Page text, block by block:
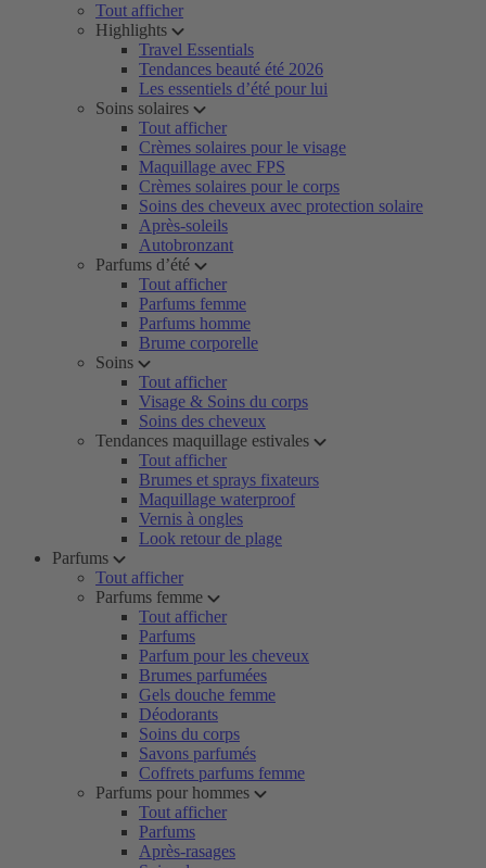
Tout afficher
Highlights
Travel Essentials
Tendances beauté été 2026
Les essentiels d’été pour lui
Soins solaires
Tout afficher
Crèmes solaires pour le visage
Maquillage avec FPS
Crèmes solaires pour le corps
Soins des cheveux avec protection solaire
Après-soleils
Autobronzant
Parfums d’été
Tout afficher
Parfums femme
Parfums homme
Brume corporelle
Soins
Tout afficher
Visage & Soins du corps
Soins des cheveux
Tendances maquillage estivales
Tout afficher
Brumes et sprays fixateurs
Maquillage waterproof
Vernis à ongles
Look retour de plage
Parfums
Tout afficher
Parfums femme
Tout afficher
Parfums
Parfum pour les cheveux
Brumes parfumées
Gels douche femme
Déodorants
Soins du corps
Savons parfumés
Coffrets parfums femme
Parfums pour hommes
Tout afficher
Parfums
Après-rasages